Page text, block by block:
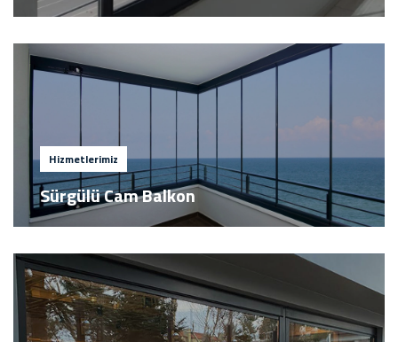
Hizmetlerimiz
Sürgülü Cam Balkon